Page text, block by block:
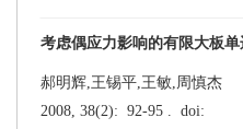
郝明辉,王锡平,王敏,周慎杰